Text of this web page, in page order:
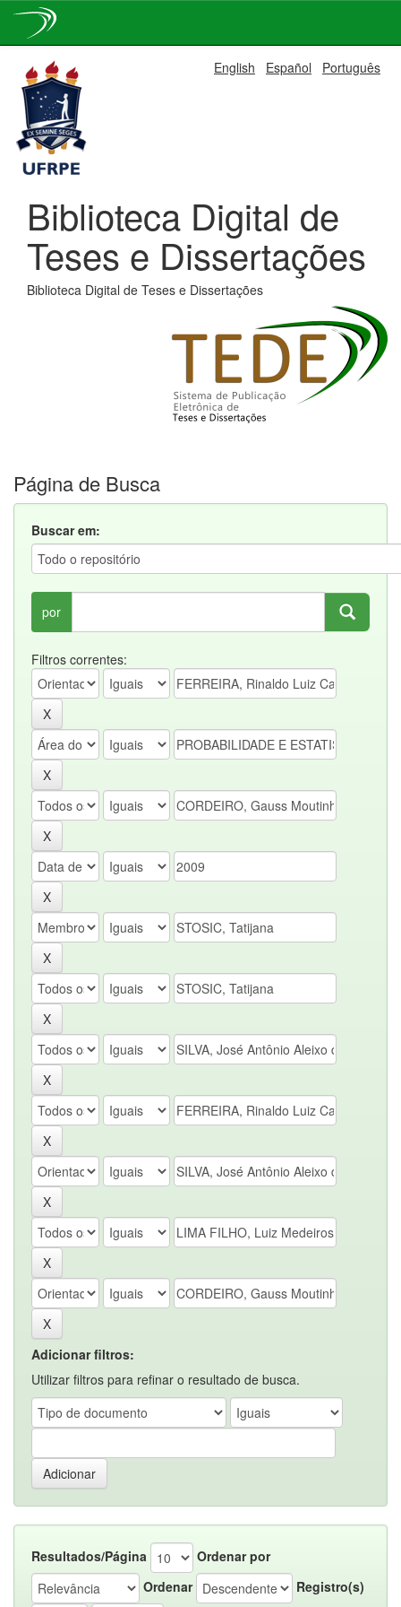
navigation
English Español Português
Biblioteca Digital de
Teses e Dissertações
Biblioteca Digital de Teses e Dissertações
Página de Busca
Buscar em:
por
Filtros correntes:
Adicionar filtros:
Utilizar filtros para refinar o resultado de busca.
Resultados/Página
Ordenar por
Ordenar
Registro(s)